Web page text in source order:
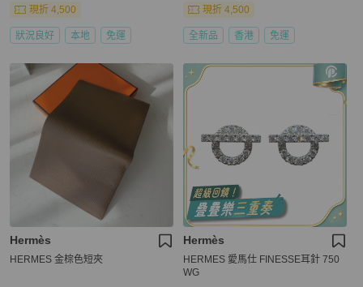
現折 4,500
狀況良好 本地 免運
現折 4,500
全新品 香港 免運
Hermès
HERMES 金棕色短夾
Hermès
HERMES 愛馬仕 FINESSE耳針 750
WG